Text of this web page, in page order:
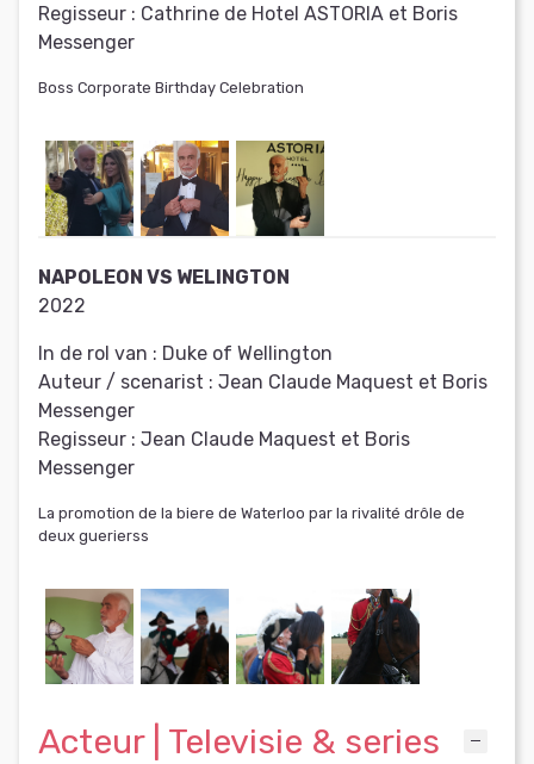
Regisseur : Cathrine de Hotel ASTORIA et Boris
Messenger
Boss Corporate Birthday Celebration
NAPOLEON VS WELINGTON
2022
In de rol van : Duke of Wellington
Auteur / scenarist : Jean Claude Maquest et Boris
Messenger
Regisseur : Jean Claude Maquest et Boris
Messenger
La promotion de la biere de Waterloo par la rivalité drôle de
deux guerierss
Acteur | Televisie & series